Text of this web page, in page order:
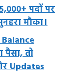
पदों पर
मौका।
पैसा, तो
Updates